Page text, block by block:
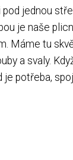
jednou
je naše
Máme tu
a svaly.
je potřeba,